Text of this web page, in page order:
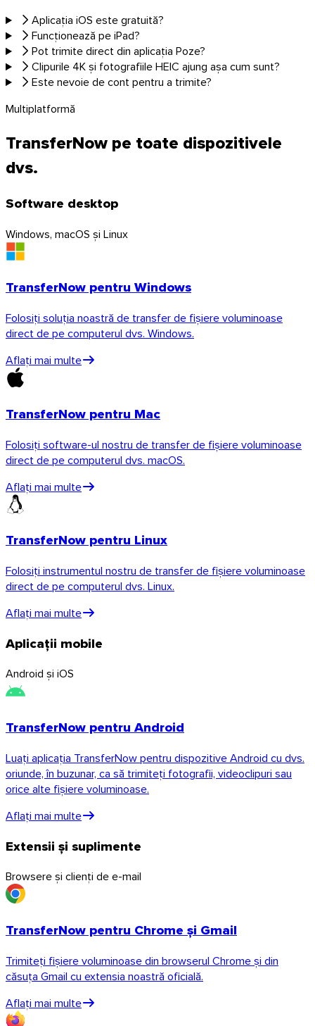
Thunderbird
Desktop, mobil, browser și e-mail — peste tot, gratuit.
Toate aplicațiile
Încercați API-ul
API TransferNow
Automatizați-vă transferurile — încercare
gratuită.
Descoperiți API-ul
Trimiteți orice tip de fișier
Blog
Suport și FAQ
Contactați suportul
Aplicația iOS este gratuită?
Funcționează pe iPad?
Pot trimite direct din aplicația Poze?
Clipurile 4K și fotografiile HEIC ajung așa cum sunt?
Este nevoie de cont pentru a trimite?
Multiplatformă
TransferNow pe toate dispozitivele
dvs.
Software desktop
Windows, macOS și Linux
TransferNow pentru Windows
Folosiți soluția noastră de transfer de fișiere voluminoase
direct de pe computerul dvs. Windows.
Aflați mai multe
TransferNow pentru Mac
Folosiți software-ul nostru de transfer de fișiere voluminoase
direct de pe computerul dvs. macOS.
Aflați mai multe
TransferNow pentru Linux
Folosiți instrumentul nostru de transfer de fișiere voluminoase
direct de pe computerul dvs. Linux.
Aflați mai multe
Aplicații mobile
Android și iOS
TransferNow pentru Android
Luați aplicația TransferNow pentru dispozitive Android cu dvs.
oriunde, în buzunar, ca să trimiteți fotografii, videoclipuri sau
orice alte fișiere voluminoase.
Aflați mai multe
Extensii și suplimente
Browsere și clienți de e-mail
TransferNow pentru Chrome și Gmail
Trimiteți fișiere voluminoase din browserul Chrome și din
căsuța Gmail cu extensia noastră oficială.
Aflați mai multe